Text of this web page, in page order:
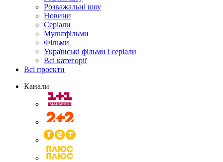
Розважальні шоу
Новини
Серіали
Мультфільми
Фільми
Українські фільми і серіали
Всі категорії
Всі проєкти
Канали